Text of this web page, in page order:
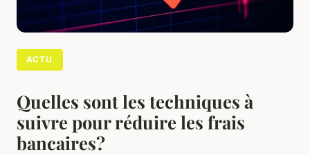
ACTU
Quelles sont les techniques à
suivre pour réduire les frais
bancaires?